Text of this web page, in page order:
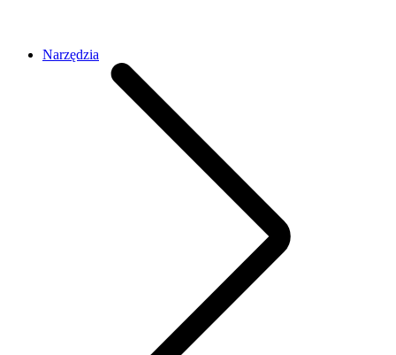
Narzędzia